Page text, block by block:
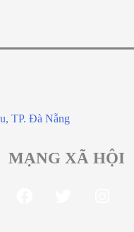
TP. Đà Nẵng
MẠNG XÃ HỘI